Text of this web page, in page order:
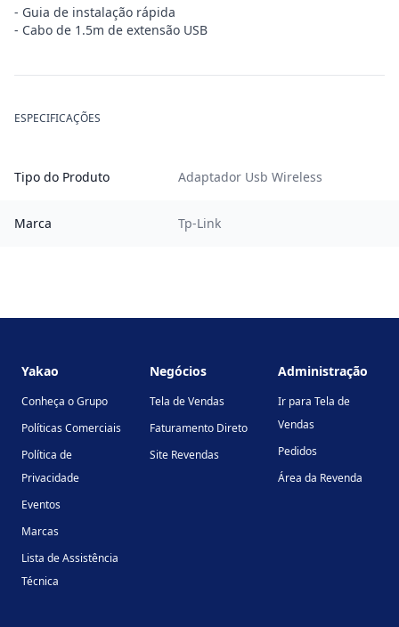
- Guia de instalação rápida
- Cabo de 1.5m de extensão USB
ESPECIFICAÇÕES
Tipo do Produto Adaptador Usb Wireless
Marca Tp-Link
Yakao
Conheça o Grupo
Políticas Comerciais
Política de
Privacidade
Eventos
Marcas
Lista de Assistência
Técnica
Negócios
Tela de Vendas
Faturamento Direto
Site Revendas
Administração
Ir para Tela de
Vendas
Pedidos
Área da Revenda